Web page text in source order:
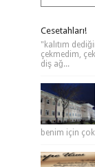
Cesetahları!
"kalıtım
çekmedim,
diş ağ...
benim için çok